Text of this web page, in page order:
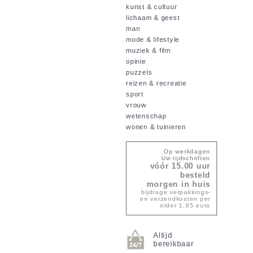
kunst & cultuur
lichaam & geest
man
mode & lifestyle
muziek & film
opinie
puzzels
reizen & recreatie
sport
vrouw
wetenschap
wonen & tuinieren
Op werkdagen
Uw tijdschriften
vóór 15.00 uur
besteld
morgen in huis
bijdrage verpakkings-
en verzendkosten per
order 1,95 euro
Altijd
bereikbaar